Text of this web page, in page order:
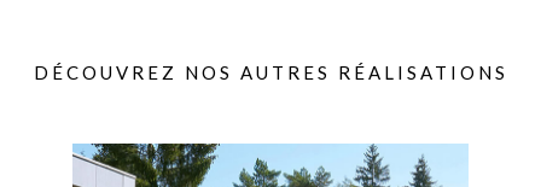
DÉCOUVREZ NOS AUTRES RÉALISATIONS